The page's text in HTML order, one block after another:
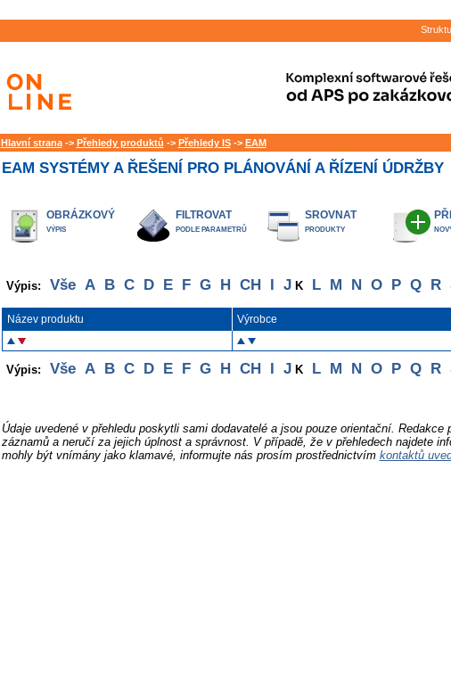
Hlavní strana-> Přehledy produktů -> Přehledy IS-> EAM
EAM SYSTÉMY A ŘEŠENÍ PRO PLÁNOVÁNÍ A ŘÍZENÍ ÚDRŽBY
OBRÁZKOVÝ
VÝPIS
FILTROVAT
PODLE PARAMETRŮ
SROVNAT
PRODUKTY
Výpis: Vše A B C D E F G H CH I JK L M N O P Q R
Název produktu Výrobce
Výpis: Vše A B C D E F G H CH I JK L M N O P Q R
Údaje uvedené v přehledu poskytli sami dodavatelé a jsou pouze orientační.
záznamů a neručí za jejich úplnost a správnost. V případě, že v přehledech najdete
mohly být vnímány jako klamavé, informujte nás prosím prostřednictvím kontaktů